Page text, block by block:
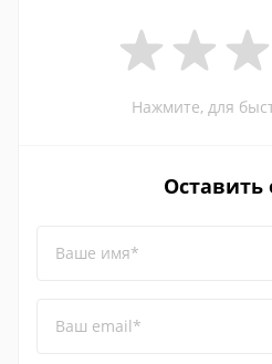
Нажмите, для
Оставить
Ваше имя*
Ваш email*